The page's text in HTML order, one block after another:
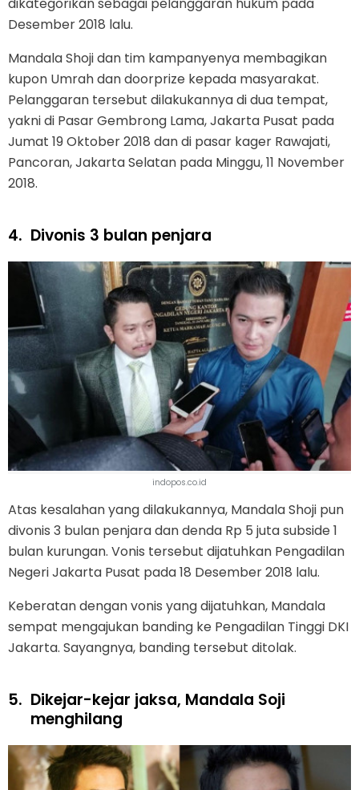
Desember 2018 lalu.
Mandala Shoji dan tim kampanyenya membagikan
kupon Umrah dan doorprize kepada masyarakat.
Pelanggaran tersebut dilakukannya di dua tempat,
yakni di Pasar Gembrong Lama, Jakarta Pusat pada
Jumat 19 Oktober 2018 dan di pasar kager Rawajati,
Pancoran, Jakarta Selatan pada Minggu, 11 November
2018.
4. Divonis 3 bulan penjara
indopos.co.id
Atas kesalahan yang dilakukannya, Mandala Shoji pun
divonis 3 bulan penjara dan denda Rp 5 juta subside 1
bulan kurungan. Vonis tersebut dijatuhkan Pengadilan
Negeri Jakarta Pusat pada 18 Desember 2018 lalu.
Keberatan dengan vonis yang dijatuhkan, Mandala
sempat mengajukan banding ke Pengadilan Tinggi DKI
Jakarta. Sayangnya, banding tersebut ditolak.
5. Dikejar-kejar jaksa, Mandala Soji
menghilang